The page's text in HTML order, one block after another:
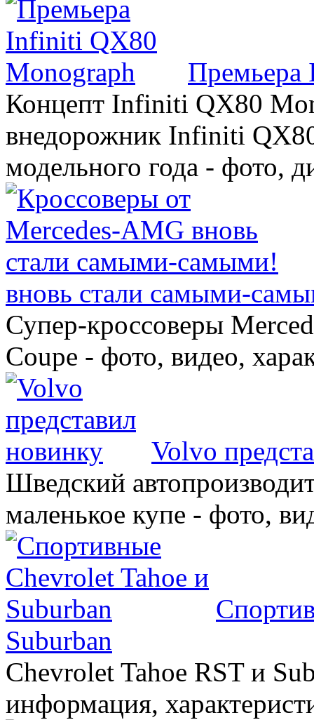
Премьера
Концепт Infiniti QX80
внедорожник Infiniti
модельного года - фото,
вновь стали самыми-
Супер-кроссоверы
Coupe - фото, видео,
Volvo
Шведский
маленькое купе - фото,
Suburban
Chevrolet Tahoe RST и
информация,